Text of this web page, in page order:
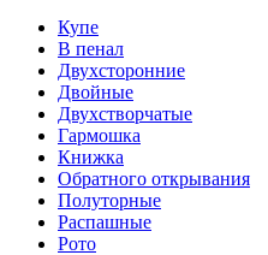
Купе
В пенал
Двухсторонние
Двойные
Двухстворчатые
Гармошка
Книжка
Обратного открывания
Полуторные
Распашные
Рото